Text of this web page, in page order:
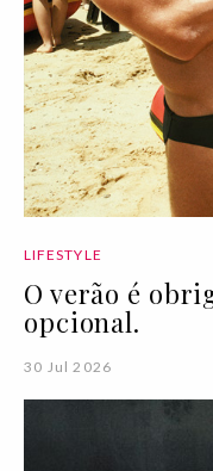
LIFESTYLE
O verão é
opcional.
30 Jul 2026